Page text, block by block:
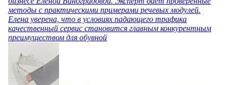
методы с практическими примерами речевых модулей.
Елена уверена, что в условиях падающего трафика
качественный сервис становится главным конкурентным
преимуществом для обувной